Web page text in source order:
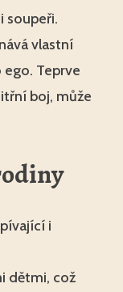
soupeři.
vlastní
Teprve
boj, může
i
dětmi, což